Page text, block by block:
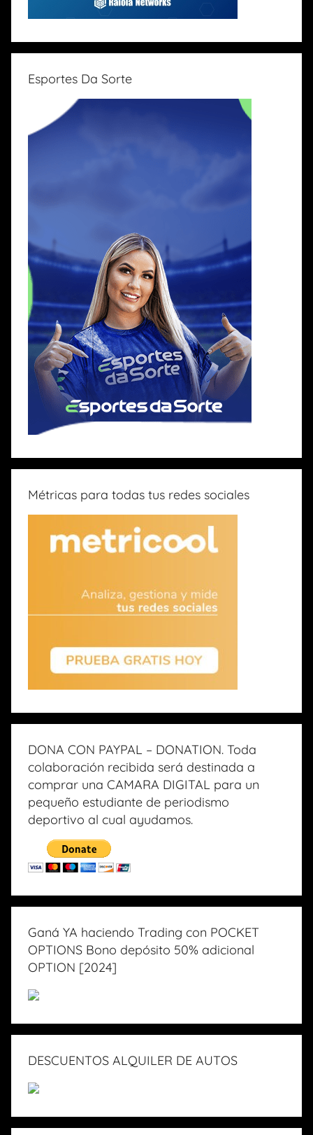
Esportes Da Sorte
Métricas para todas tus redes sociales
DONA CON PAYPAL – DONATION. Toda
colaboración recibida será destinada a
comprar una CAMARA DIGITAL para un
pequeño estudiante de periodismo
deportivo al cual ayudamos.
Ganá YA haciendo Trading con POCKET
OPTIONS Bono depósito 50% adicional
OPTION [2024]
DESCUENTOS ALQUILER DE AUTOS